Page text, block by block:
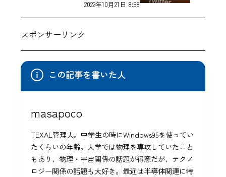
2022年10月21日 8:58
スポンサーリンク
この記事を書いた人
masapoco
TEXAL管理人。中学生の時にWindows95を使ってい
たくらいの年齢。大学では物理を専攻していたこと
もあり、物理・宇宙関係の話題が得意だが、テクノ
ロジー関係の話題も大好き。最近は半導体関連に特